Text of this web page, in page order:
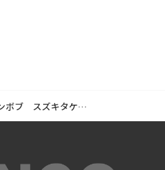
ボブ スズキタケユ